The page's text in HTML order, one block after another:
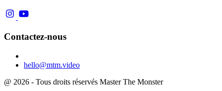
Contactez-nous
hello@mtm.video
@ 2026 - Tous droits réservés Master The Monster